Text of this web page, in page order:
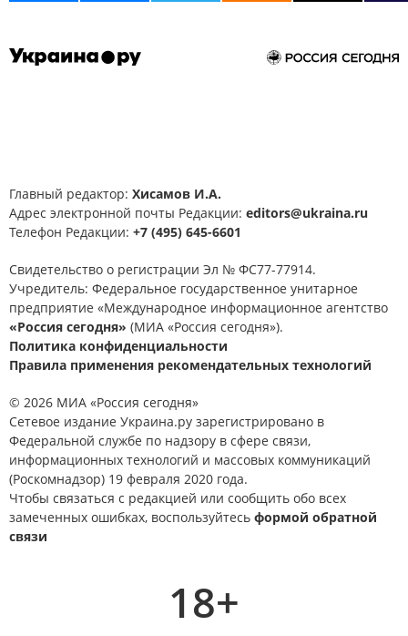
Главный редактор: Хисамов И.А.
Адрес электронной почты Редакции: editors@ukraina.ru
Телефон Редакции: +7 (495) 645-6601
Свидетельство о регистрации Эл № ФС77-77914.
Учредитель: Федеральное государственное унитарное
предприятие «Международное информационное агентство
«Россия сегодня» (МИА «Россия сегодня»).
Политика конфиденциальности
Правила применения рекомендательных технологий
© 2026 МИА «Россия сегодня»
Сетевое издание Украина.ру зарегистрировано в
Федеральной службе по надзору в сфере связи,
информационных технологий и массовых коммуникаций
(Роскомнадзор) 19 февраля 2020 года.
Чтобы связаться с редакцией или сообщить обо всех
замеченных ошибках, воспользуйтесь формой обратной
связи
18+